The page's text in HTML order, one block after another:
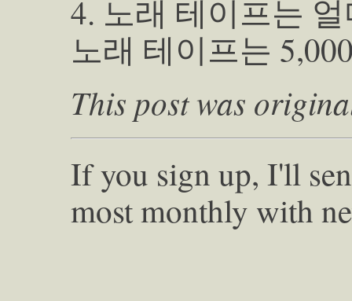
4. 노래 테이프는
노래 테이프는
This post was
If you sign up, I'll
most monthly with